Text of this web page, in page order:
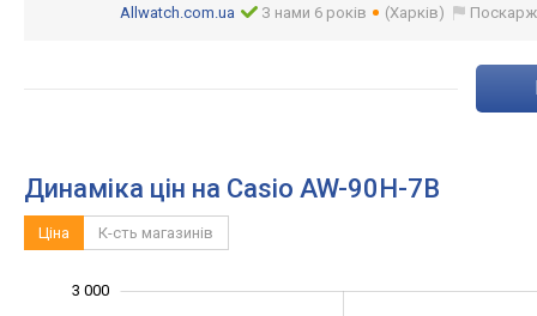
Allwatch.com.ua
З нами 6 років (Харків)
Динаміка цін на Casio AW-90H-7B
Ціна К-сть магазинів
3 000